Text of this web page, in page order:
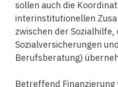
sollen auch die
interinstitutionellen
zwischen der Sozialhilfe,
Sozialversicherungen
Berufsberatung)
Betreffend